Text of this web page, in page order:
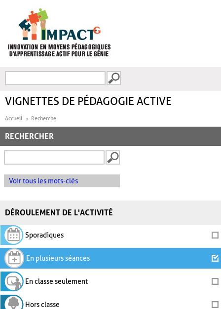
FORMULAIRE DE
VIGNETTES DE PÉDAGOGIE ACTIVE
Accueil Recherche
RECHERCHER
Voir tous les mots-clés
DÉROULEMENT DE L'ACTIVITÉ
Sporadiques
En plusieurs séances
En classe seulement
Hors classe